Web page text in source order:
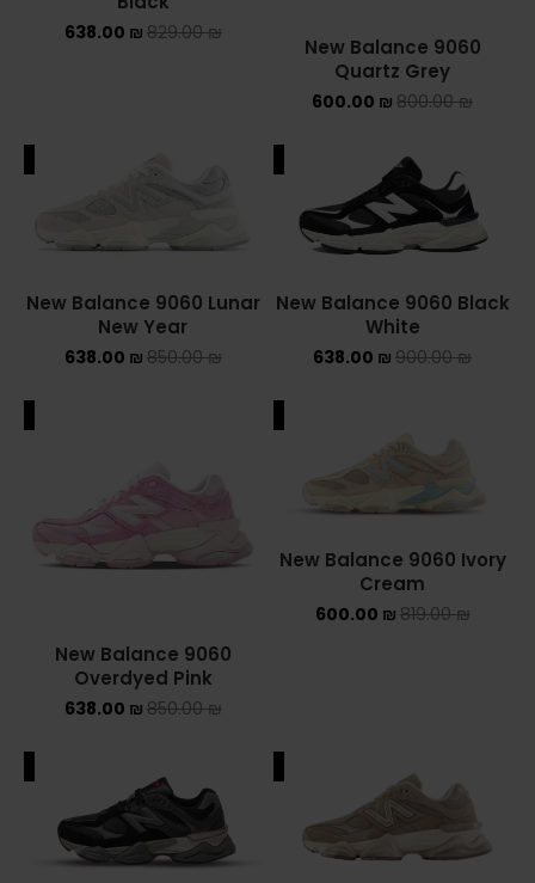
New Balance 9060
Quartz Grey
800.00₪
600.00 ₪
829.00₪
638.00 ₪
New Balance 9060 Black
White
900.00₪
638.00 ₪
New Balance 9060 Lunar
New Year
850.00₪
638.00 ₪
New Balance 9060 Ivory
Cream
819.00₪
600.00 ₪
New Balance 9060
Overdyed Pink
850.00₪
638.00 ₪